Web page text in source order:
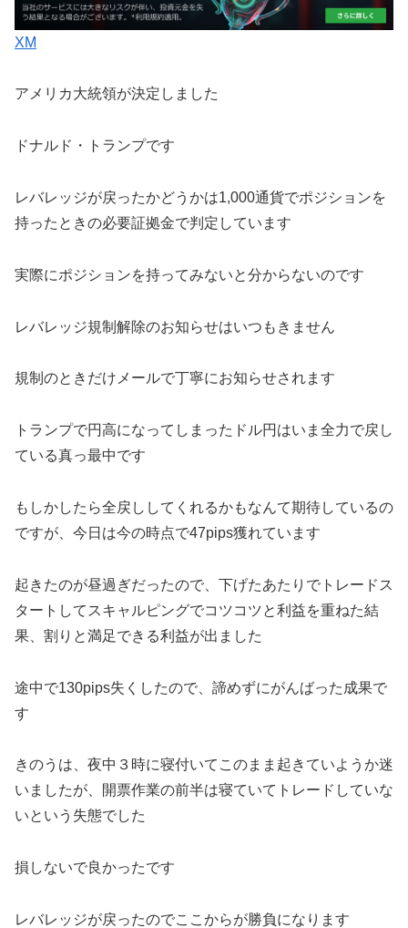
XM
アメリカ大統領が決定しました
ドナルド・トランプです
レバレッジが戻ったかどうかは1,000通貨でポジションを
持ったときの必要証拠金で判定しています
実際にポジションを持ってみないと分からないのです
レバレッジ規制解除のお知らせはいつもきません
規制のときだけメールで丁寧にお知らせされます
トランプで円高になってしまったドル円はいま全力で戻し
ている真っ最中です
もしかしたら全戻ししてくれるかもなんて期待しているの
ですが、今日は今の時点で47pips獲れています
起きたのが昼過ぎだったので、下げたあたりでトレードス
タートしてスキャルピングでコツコツと利益を重ねた結
果、割りと満足できる利益が出ました
途中で130pips失くしたので、諦めずにがんばった成果で
す
きのうは、夜中３時に寝付いてこのまま起きていようか迷
いましたが、開票作業の前半は寝ていてトレードしていな
いという失態でした
損しないで良かったです
レバレッジが戻ったのでここからが勝負になります